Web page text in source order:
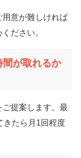
意が難しければ
ださい。
間が取れるか
提案します。最
きたら月1回程度